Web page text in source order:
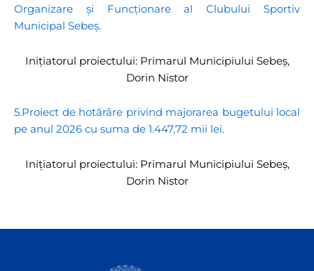
Organizare și Funcționare al Clubului Sportiv
Municipal Sebeş.
Inițiatorul proiectului: Primarul Municipiului Sebeș,
Dorin Nistor
5.Proiect de hotărâre privind majorarea bugetului local
pe anul 2026 cu suma de 1.447,72 mii lei.
Inițiatorul proiectului: Primarul Municipiului Sebeș,
Dorin Nistor